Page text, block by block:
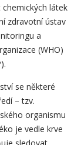
látek
zdravotní ústav
a
(WHO)
se některé
– tzv.
organismu
je vedle krve